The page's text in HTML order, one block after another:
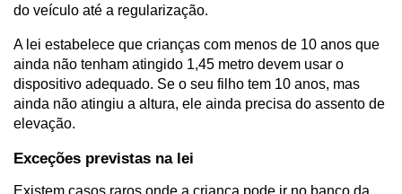
do veículo até a regularização.
A lei estabelece que crianças com menos de 10 anos que
ainda não tenham atingido 1,45 metro devem usar o
dispositivo adequado. Se o seu filho tem 10 anos, mas
ainda não atingiu a altura, ele ainda precisa do assento de
elevação.
Exceções previstas na lei
Existem casos raros onde a criança pode ir no banco da